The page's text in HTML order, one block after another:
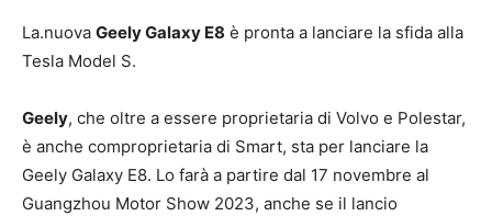
La.nuova Geely Galaxy E8 è pronta a lanciare la sfida alla
Tesla Model S.
Geely, che oltre a essere proprietaria di Volvo e Polestar,
è anche comproprietaria di Smart, sta per lanciare la
Geely Galaxy E8. Lo farà a partire dal 17 novembre al
Guangzhou Motor Show 2023, anche se il lancio